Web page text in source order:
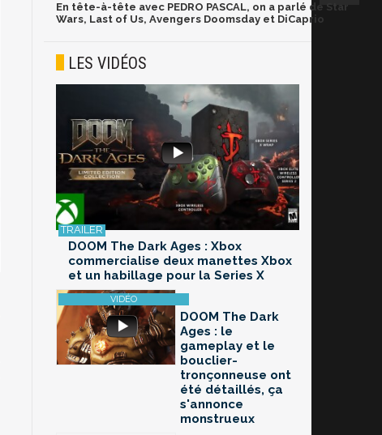
En tête-à-tête avec PEDRO PASCAL, on a parlé de Star
Wars, Last of Us, Avengers Doomsday et DiCaprio
LES VIDÉOS
DOOM The Dark Ages : Xbox
commercialise deux manettes Xbox
et un habillage pour la Series X
DOOM The Dark
Ages : le
gameplay et le
bouclier-
tronçonneuse ont
été détaillés, ça
s'annonce
monstrueux